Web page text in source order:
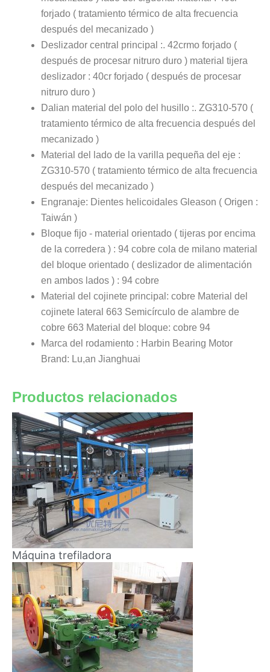
forjado ( tratamiento térmico de alta frecuencia
después del mecanizado )
Deslizador central principal :. 42crmo forjado (
después de procesar nitruro duro ) material tijera
deslizador : 40cr forjado ( después de procesar
nitruro duro )
Dalian material del polo del husillo :. ZG310-570 (
tratamiento térmico de alta frecuencia después del
mecanizado )
Material del lado de la varilla pequeña del eje :
ZG310-570 ( tratamiento térmico de alta frecuencia
después del mecanizado )
Engranaje: Dientes helicoidales Gleason ( Origen :
Taiwán )
Bloque fijo - material orientado ( tijeras por encima
de la corredera ) : 94 cobre cola de milano material
del bloque orientado ( deslizador de alimentación
en ambos lados ) : 94 cobre
Material del cojinete principal: cobre Material del
cojinete lateral 663 Semicírculo de alambre de
cobre 663 Material del bloque: cobre 94
Marca del rodamiento : Harbin Bearing Motor
Brand: Lu,an Jianghuai
Productos relacionados
Máquina trefiladora